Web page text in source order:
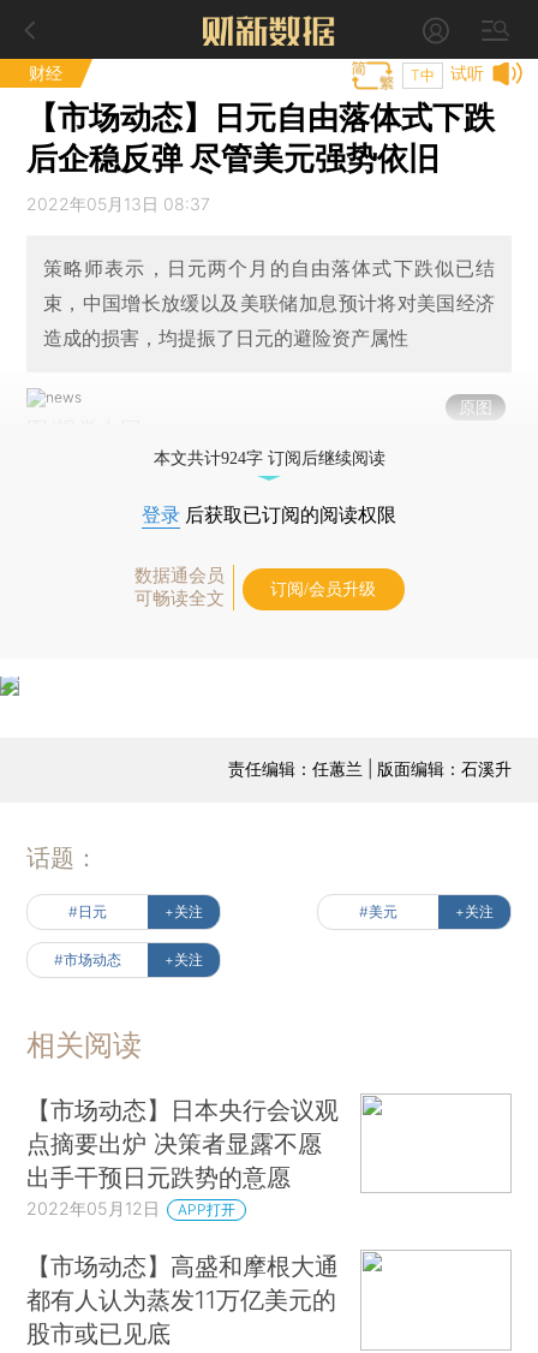
财经 试听
T中
【市场动态】日元自由落体式下跌
后企稳反弹 尽管美元强势依旧
2022年05月13日 08:37
策略师表示，日元两个月的自由落体式下跌似已结
束，中国增长放缓以及美联储加息预计将对美国经济
造成的损害，均提振了日元的避险资产属性
原图
本文共计924字 订阅后继续阅读
登录 后获取已订阅的阅读权限
数据通会员
可畅读全文
订阅/会员升级
责任编辑：任蕙兰 | 版面编辑：石溪升
话题：
#日元 +关注 #美元 +关注
#市场动态 +关注
相关阅读
【市场动态】日本央行会议观
点摘要出炉 决策者显露不愿
出手干预日元跌势的意愿
2022年05月12日 APP打开
【市场动态】高盛和摩根大通
都有人认为蒸发11万亿美元的
股市或已见底